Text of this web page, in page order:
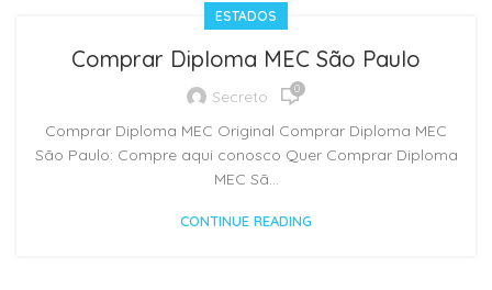
ESTADOS
Comprar Diploma MEC São Paulo
Secreto 0
Comprar Diploma MEC Original Comprar Diploma MEC
São Paulo: Compre aqui conosco Quer Comprar Diploma
MEC Sã...
CONTINUE READING